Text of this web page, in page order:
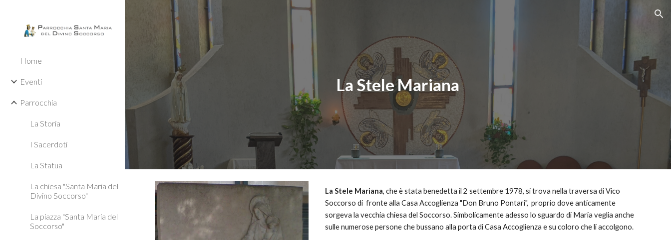
Home
Eventi
Parrocchia
La Storia
I Sacerdoti
La Statua
La chiesa "Santa Maria del
Divino Soccorso"
La piazza "Santa Maria del
Soccorso"
La Stele Mariana
La Stele Mariana, che è stata benedetta il 2 settembre 1978, si trova nella traversa di Vico
Soccorso di  fronte alla Casa Accoglienza "Don Bruno Pontari",  proprio dove anticamente
sorgeva la vecchia chiesa del Soccorso. Simbolicamente adesso lo sguardo di Maria veglia anche
sulle numerose persone che bussano alla porta di Casa Accoglienza e su coloro che li accolgono.